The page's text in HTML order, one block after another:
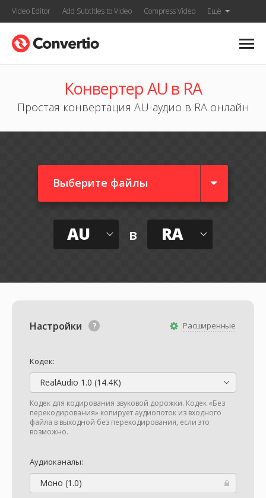
Video Editor Add Subtitles to Video Compress Video Ещё
Конвертер AU в RA
Простая конвертация AU-аудио в RA онлайн
Выберите файлы
AU в RA
Расширенные
Настройки
Кодек:
RealAudio 1.0 (14.4K)
Кодек для кодирования звуковой дорожки. Кодек «Без
перекодирования» копирует аудиопоток из входного
файла в выходной без перекодирования, если это
возможно.
Аудиоканалы:
Моно (1.0)